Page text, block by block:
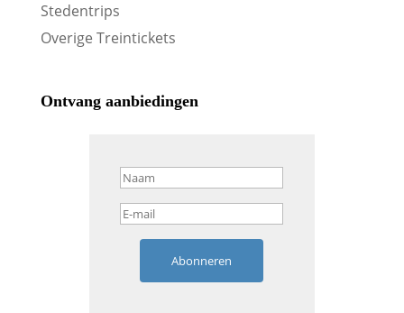
Stedentrips
Overige Treintickets
Ontvang aanbiedingen
Abonneren